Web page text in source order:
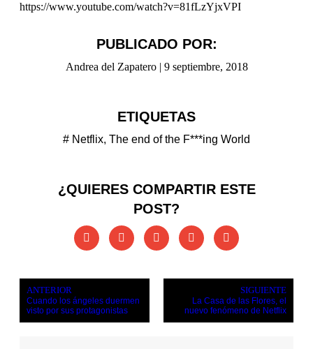
https://www.youtube.com/watch?v=81fLzYjxVPI
PUBLICADO POR:
Andrea del Zapatero | 9 septiembre, 2018
ETIQUETAS
# Netflix, The end of the F***ing World
¿QUIERES COMPARTIR ESTE
POST?
ANTERIOR
Cuando los ángeles duermen
visto por sus protagonistas
SIGUIENTE
La Casa de las Flores, el
nuevo fenómeno de Netflix